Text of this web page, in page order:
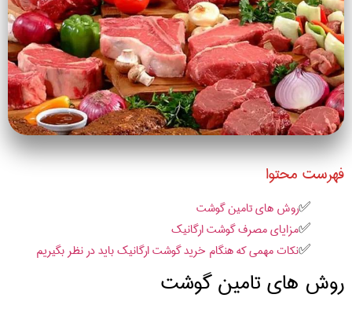
فهرست محتوا
روش های تامین گوشت
مزایای مصرف گوشت ارگانیک
نکات مهمی که هنگام خرید گوشت ارگانیک باید در نظر بگیریم
روش های تامین گوشت